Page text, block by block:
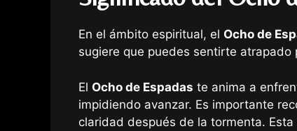
En el ámbito espiritual, el Ocho de
sugiere que puedes sentirte
El Ocho de Espadas te anima a
impidiendo avanzar. Es importante
claridad después de la tormenta.